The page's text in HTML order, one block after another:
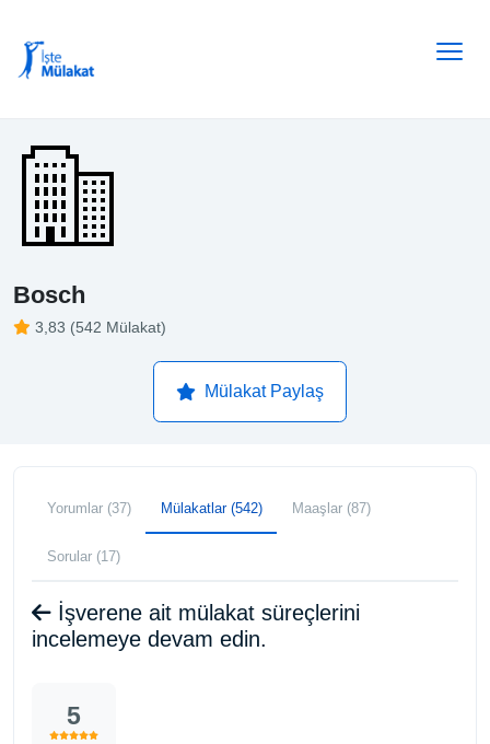
Bosch
3,83 (542 Mülakat)
Mülakat Paylaş
Yorumlar (37) Mülakatlar (542) Maaşlar (87)
Sorular (17)
İşverene ait mülakat süreçlerini
incelemeye devam edin.
5